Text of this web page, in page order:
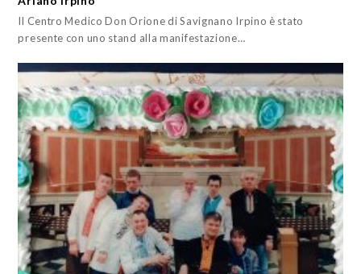
Il Centro Medico Don Orione di Savignano Irpino è stato
presente con uno stand alla manifestazione…